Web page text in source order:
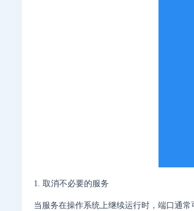
1. 取消不必要的服务
当服务在操作系统上继续运行时，端口通